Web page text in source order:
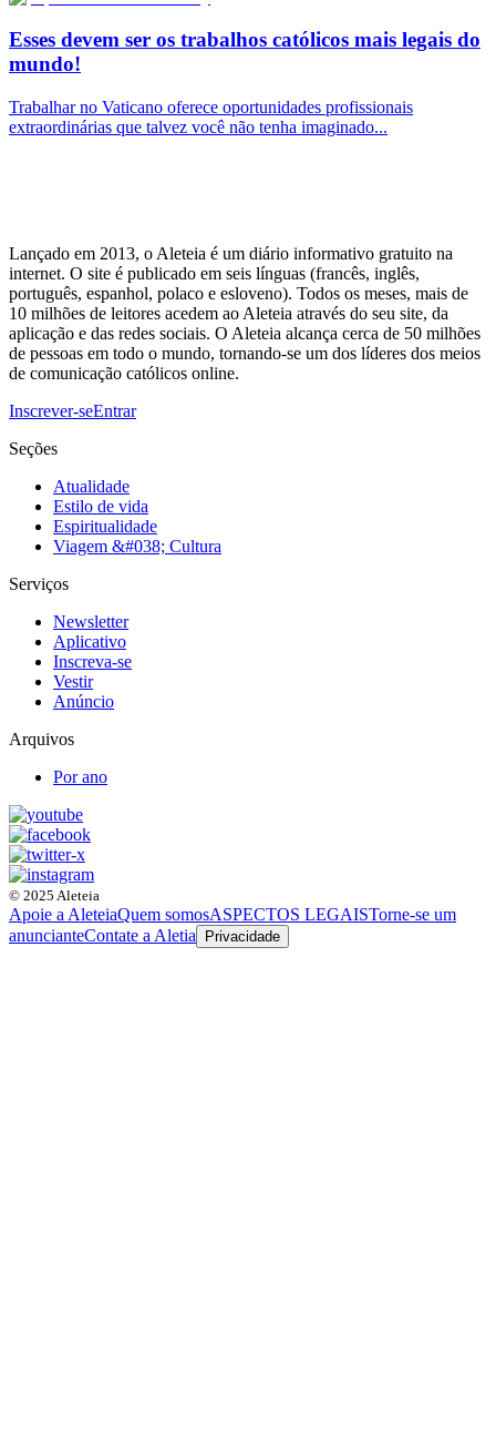
Esses devem ser os trabalhos católicos mais legais do
mundo!
Trabalhar no Vaticano oferece oportunidades profissionais
extraordinárias que talvez você não tenha imaginado...
Lançado em 2013, o Aleteia é um diário informativo gratuito na
internet. O site é publicado em seis línguas (francês, inglês,
português, espanhol, polaco e esloveno). Todos os meses, mais de
10 milhões de leitores acedem ao Aleteia através do seu site, da
aplicação e das redes sociais. O Aleteia alcança cerca de 50 milhões
de pessoas em todo o mundo, tornando-se um dos líderes dos meios
de comunicação católicos online.
Inscrever-seEntrar
Seções
Atualidade
Estilo de vida
Espiritualidade
Viagem &#038; Cultura
Serviços
Newsletter
Aplicativo
Inscreva-se
Vestir
Anúncio
Arquivos
Por ano
© 2025 Aleteia
Apoie a AleteiaQuem somosASPECTOS LEGAISTorne-se um
anuncianteContate a Aletia Privacidade